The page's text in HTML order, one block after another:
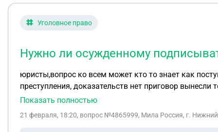
Уголовное право
Нужно ли осужденному
юристы,вопрос ко всем может кто то знает как поступить нам? 1.дело уголовное ч 1 ст118, наша позиция вынести
преступления, доказательств нет приговор
апелляционный обязательные работы уменьшил, 3.19.01.26 г мы от осужденного, подали кассационную жалобу , мы с нижегородской области 4.20.02.26 звонит
отправить дело в кассацию.Тут какой то подвох.суд
Показать полностью
21 февраля, 18:20, вопрос №4865999, Мила Россия, г.